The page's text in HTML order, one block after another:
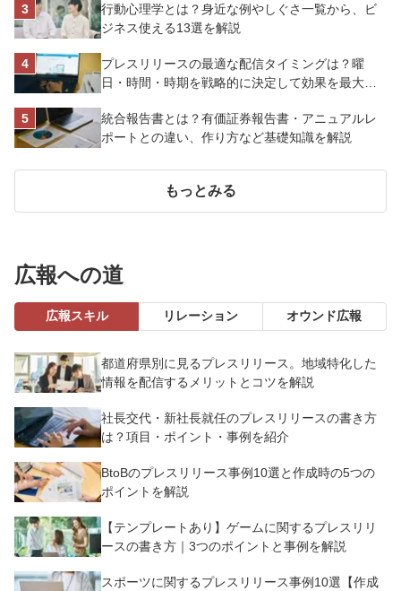
行動心理学とは？身近な例やしぐさ一覧から、ビ
ジネス使える13選を解説
プレスリリースの最適な配信タイミングは？曜
日・時間・時期を戦略的に決定して効果を最大化
統合報告書とは？有価証券報告書・アニュアルレ
ポートとの違い、作り方など基礎知識を解説
もっとみる
広報への道
広報スキル リレーション オウンド広報
都道府県別に見るプレスリリース。地域特化した
情報を配信するメリットとコツを解説
社長交代・新社長就任のプレスリリースの書き方
は？項目・ポイント・事例を紹介
BtoBのプレスリリース事例10選と作成時の5つの
ポイントを解説
【テンプレートあり】ゲームに関するプレスリリ
ースの書き方｜3つのポイントと事例を解説
スポーツに関するプレスリリース事例10選【作成